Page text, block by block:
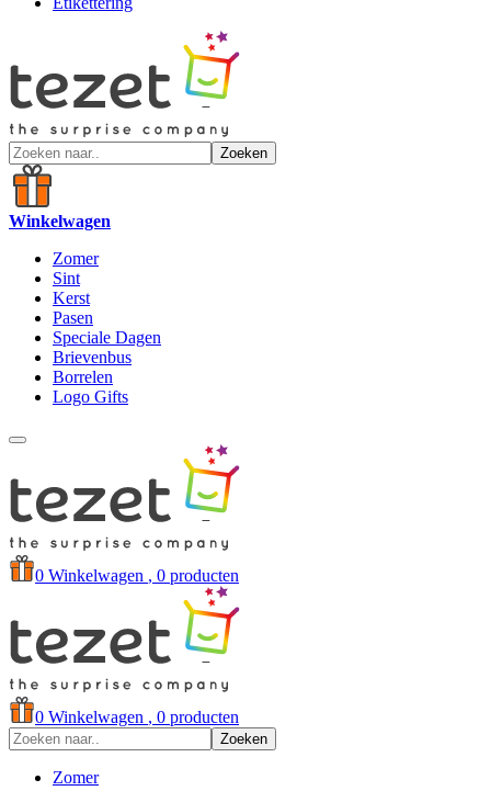
Zoeken
Winkelwagen
Zomer
Sint
Kerst
Pasen
Speciale Dagen
Brievenbus
Borrelen
Logo Gifts
0 Winkelwagen , 0 producten
0 Winkelwagen , 0 producten
Zoeken
Zomer